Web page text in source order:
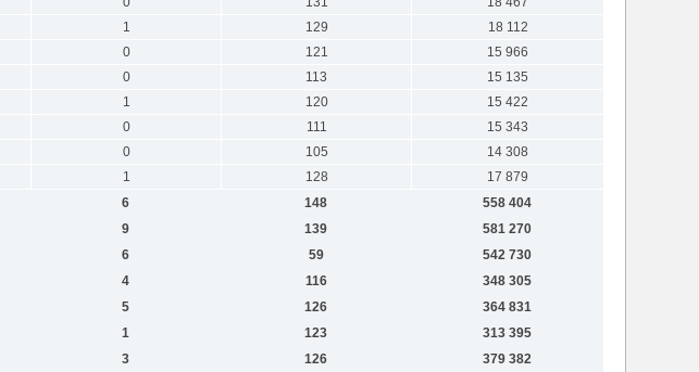
1 129
18 112
0 121
15 966
0 113
15 135
1 120
15 422
0 111
15 343
0 105
14 308
1 128
17 879
6 148
558 404
9 139
581 270
6 59
542 730
4 116
348 305
5 126
364 831
1 123
313 395
3 126 379 382